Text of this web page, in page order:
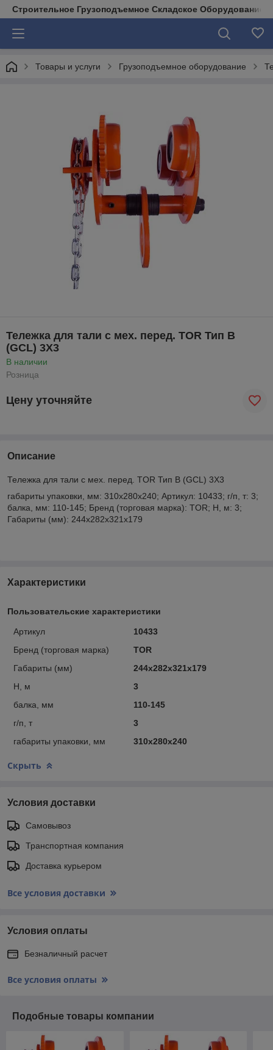
Строительное Грузоподъемное Складское Оборудование
Товары и услуги Грузоподъемное оборудование
Тележка для тали с мех. перед. TOR Тип В
(GCL) 3Х3
В наличии
Розница
Цену уточняйте
Описание
Тележка для тали с мех. перед. TOR Тип В (GCL) 3Х3
габариты упаковки, мм: 310x280x240; Артикул: 10433; г/п, т: 3;
балка, мм: 110-145; Бренд (торговая марка): TOR; Н, м: 3;
Габариты (мм): 244х282х321х179
Характеристики
Пользовательские характеристики
Артикул
10433
Бренд (торговая марка)
TOR
Габариты (мм)
244х282х321х179
Н, м
3
балка, мм
110-145
г/п, т
3
габариты упаковки, мм
310x280x240
Скрыть
Условия доставки
Самовывоз
Транспортная компания
Доставка курьером
Все условия доставки
Условия оплаты
Безналичный расчет
Все условия оплаты
Подобные товары компании